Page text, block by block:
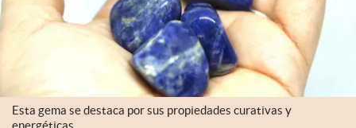
Mediakit
abre en nueva pestaña
Esta gema se destaca por sus propiedades curativas y